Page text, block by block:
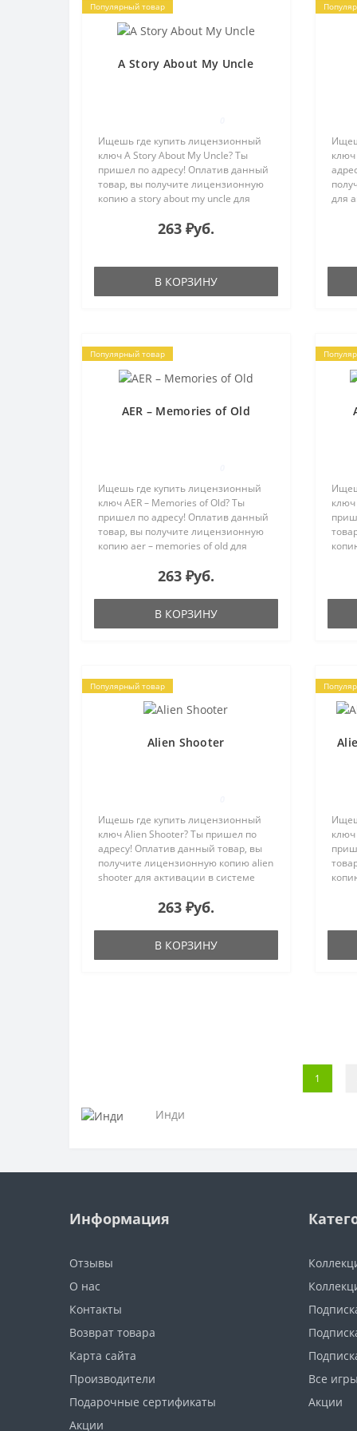
Популярный товар
A Story About My Uncle
Ищешь где купить лицензионный
ключ A Story About My Uncle? Ты
пришел по адресу! Оплатив данный
товар, вы получите лицензионную
копию a story about my uncle для
mail, указанный в процессе покупки.
Фантастические миры уж..
263 ₽уб.
В КОРЗИНУ
для
Популярный товар
AER – Memories of Old
Ищешь где купить лицензионный
ключ AER – Memories of Old? Ты
пришел по адресу! Оплатив данный
товар, вы получите лицензионную
копию aer – memories of old для
mail, указанный в процессе покупки.
Начните исследовать новый..
263 ₽уб.
В КОРЗИНУ
ключ
Популярный товар
Alien Shooter
Ищешь где купить лицензионный
ключ Alien Shooter? Ты пришел по
адресу! Оплатив данный товар, вы
получите лицензионную копию alien
shooter для активации в системе
процессе покупки. Бесконечная тьма
и мрачные, протяженные ..
263 ₽уб.
В КОРЗИНУ
ключ
1
Инди
Информация
Отзывы
О нас
Контакты
Возврат товара
Карта сайта
Производители
Подарочные сертификаты
Акции
Все игры
Акции